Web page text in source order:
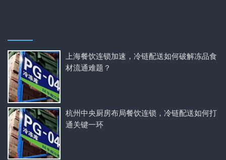
上海餐饮连锁加速，冷链配送如何破解冻品食
材流通难题？
杭州中央厨房布局餐饮连锁，冷链配送如何打
通关键一环